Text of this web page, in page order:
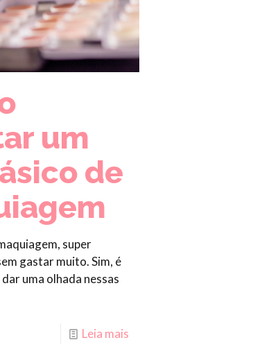
um
de
super
gastar muito. Sim, é
uma olhada nessas
Leia mais